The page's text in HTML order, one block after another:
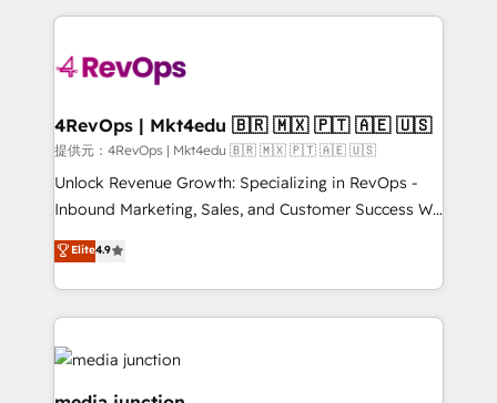
requirement). ✔️Helped over 25,000+ customers so
far with our HubSpot solutions. ✔️Bespoke apps &
on-demand bundle services. Connect with us today!
experience for your team and customers.
4RevOps | Mkt4edu 🇧🇷 🇲🇽 🇵🇹 🇦🇪 🇺🇸
提供元：4RevOps | Mkt4edu 🇧🇷 🇲🇽 🇵🇹 🇦🇪 🇺🇸
Unlock Revenue Growth: Specializing in RevOps -
Inbound Marketing, Sales, and Customer Success We
specialize in driving revenue growth for companies
across industries through tailored marketing, sales,
and customer success strategies, utilizing RevOps
methodologies. As Latin America's largest HubSpot
partner and a global leader in education market, we
offer unparalleled insights. Operating in five
countries—Brazil, UAE (Abu Dhabi/Dubai/Sharjah),
Elite4.9